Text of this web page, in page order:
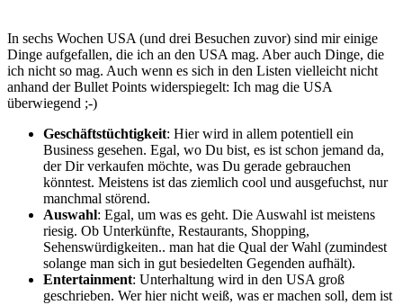
In sechs Wochen USA (und drei Besuchen zuvor) sind mir einige
Dinge aufgefallen, die ich an den USA mag. Aber auch Dinge, die
ich nicht so mag. Auch wenn es sich in den Listen vielleicht nicht
anhand der Bullet Points widerspiegelt: Ich mag die USA
überwiegend ;-)
Geschäftstüchtigkeit: Hier wird in allem potentiell ein
Business gesehen. Egal, wo Du bist, es ist schon jemand da,
der Dir verkaufen möchte, was Du gerade gebrauchen
könntest. Meistens ist das ziemlich cool und ausgefuchst, nur
manchmal störend.
Auswahl: Egal, um was es geht. Die Auswahl ist meistens
riesig. Ob Unterkünfte, Restaurants, Shopping,
Sehenswürdigkeiten.. man hat die Qual der Wahl (zumindest
solange man sich in gut besiedelten Gegenden aufhält).
Entertainment: Unterhaltung wird in den USA groß
geschrieben. Wer hier nicht weiß, was er machen soll, dem ist